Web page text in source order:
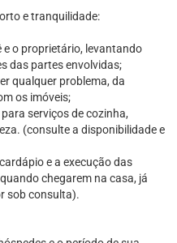
e tranquilidade:
o proprietário, levantando
das partes envolvidas;
qualquer problema, da
os imóveis;
serviços de cozinha,
(consulte a disponibilidade e
e a execução das
chegarem na casa, já
sob consulta).